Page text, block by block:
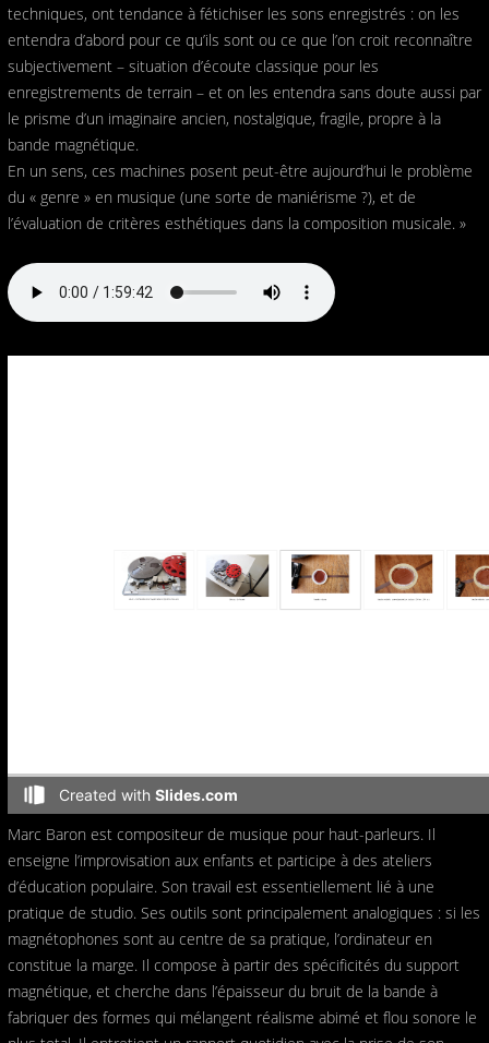
techniques, ont tendance à fétichiser les sons enregistrés : on les
entendra d’abord pour ce qu’ils sont ou ce que l’on croit reconnaître
subjectivement – situation d’écoute classique pour les
enregistrements de terrain – et on les entendra sans doute aussi par
le prisme d’un imaginaire ancien, nostalgique, fragile, propre à la
bande magnétique.
En un sens, ces machines posent peut-être aujourd’hui le problème
du « genre » en musique (une sorte de maniérisme ?), et de
l’évaluation de critères esthétiques dans la composition musicale. »
Marc Baron est compositeur de musique pour haut-parleurs. Il
enseigne l’improvisation aux enfants et participe à des ateliers
d’éducation populaire. Son travail est essentiellement lié à une
pratique de studio. Ses outils sont principalement analogiques : si les
magnétophones sont au centre de sa pratique, l’ordinateur en
constitue la marge. Il compose à partir des spécificités du support
magnétique, et cherche dans l’épaisseur du bruit de la bande à
fabriquer des formes qui mélangent réalisme abimé et flou sonore le